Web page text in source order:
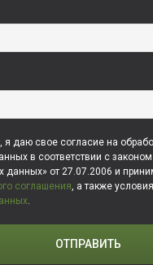
я даю свое согласие на
в соответствии с
данных» от 27.07.2006 и
соглашения, а также условия
.
ОТПРАВИТЬ